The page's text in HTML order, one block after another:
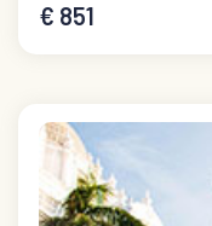
€ 851